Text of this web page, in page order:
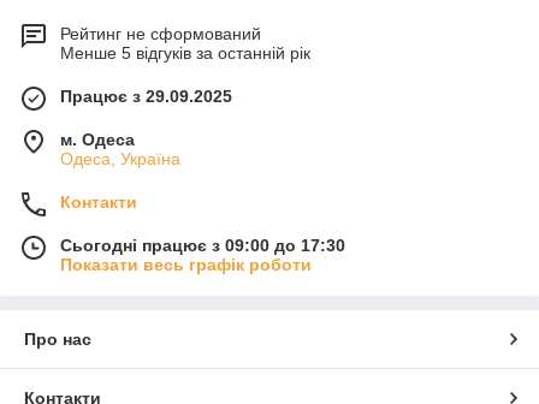
Рейтинг не сформований
Менше 5 відгуків за останній рік
Працює з 29.09.2025
м. Одеса
Одеса, Україна
Контакти
Сьогодні працює з 09:00 до 17:30
Показати весь графік роботи
Про нас
Контакти